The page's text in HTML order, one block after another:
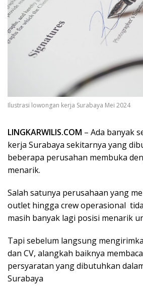
Ilustrasi lowongan kerja Surabaya Mei 2024
LINGKARWILIS.COM – Ada banyak
kerja Surabaya sekitarnya yang
beberapa perusahan membuka
menarik.
Salah satunya perusahaan yang
outlet hingga crew operasional
masih banyak lagi posisi menarik
Tapi sebelum langsung
dan CV, alangkah baiknya
persyaratan yang dibutuhkan
Surabaya